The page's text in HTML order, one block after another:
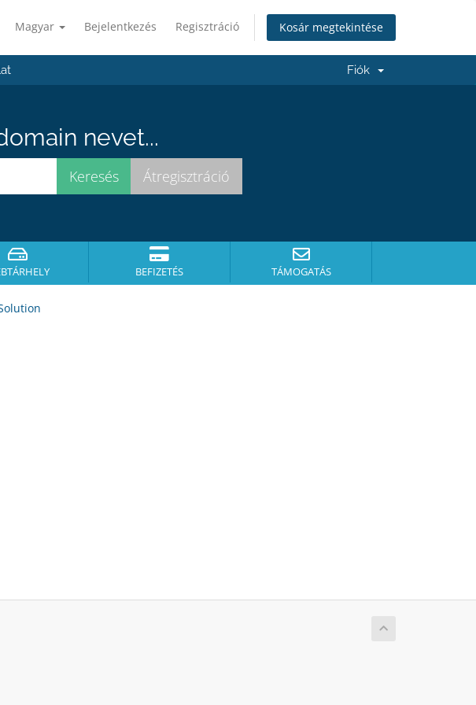
Magyar Bejelentkezés Regisztráció Kosár megtekintése
Fiók
nevet...
BEFIZETÉS TÁMOGATÁS